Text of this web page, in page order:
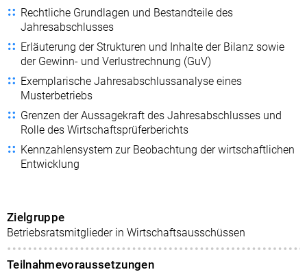
Rechtliche Grundlagen und Bestandteile des
Jahresabschlusses
Erläuterung der Strukturen und Inhalte der Bilanz sowie
der Gewinn- und Verlustrechnung (GuV)
Exemplarische Jahresabschlussanalyse eines
Musterbetriebs
Grenzen der Aussagekraft des Jahresabschlusses und
Rolle des Wirtschaftsprüferberichts
Kennzahlensystem zur Beobachtung der wirtschaftlichen
Entwicklung
Zielgruppe
Betriebsratsmitglieder in Wirtschaftsausschüssen
Teilnahmevoraussetzungen